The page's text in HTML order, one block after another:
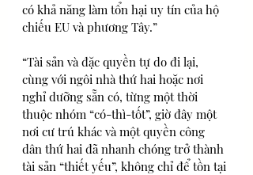
có khả năng làm tổn hại uy tín của hộ
chiếu EU và phương Tây.”
“Tài sản và đặc quyền tự do đi lại,
cùng với ngôi nhà thứ hai hoặc nơi
nghỉ dưỡng sẵn có, từng một thời
thuộc nhóm “có-thì-tốt”, giờ đây một
nơi cư trú khác và một quyền công
dân thứ hai đã nhanh chóng trở thành
tài sản “thiết yếu”, không chỉ để tồn tại